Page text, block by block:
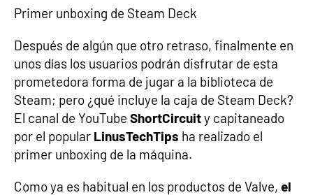
Primer unboxing de Steam Deck
Después de algún que otro retraso, finalmente en
unos días los usuarios podrán disfrutar de esta
prometedora forma de jugar a la biblioteca de
Steam; pero ¿qué incluye la caja de Steam Deck?
El canal de YouTube ShortCircuity capitaneado
por el popular LinusTechTips ha realizado el
primer unboxing de la máquina.
Como ya es habitual en los productos de Valve, el